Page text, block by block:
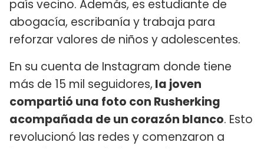
país vecino. Además, es estudiante de
abogacía, escribanía y trabaja para
reforzar valores de niños y adolescentes.
En su cuenta de Instagram donde tiene
más de 15 mil seguidores, la joven
compartió una foto con Rusherking
acompañada de un corazón blanco. Esto
revolucionó las redes y comenzaron a